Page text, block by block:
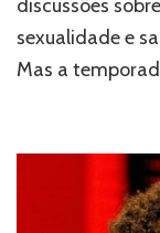
nos
discussões
sexualidade e
Mas a